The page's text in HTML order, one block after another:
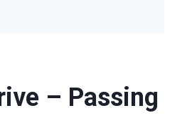
– Passing